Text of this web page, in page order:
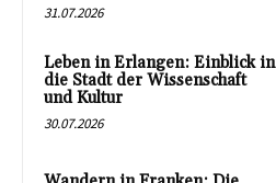
31.07.2026
Leben in Erlangen: Einblick in
die Stadt der Wissenschaft
und Kultur
30.07.2026